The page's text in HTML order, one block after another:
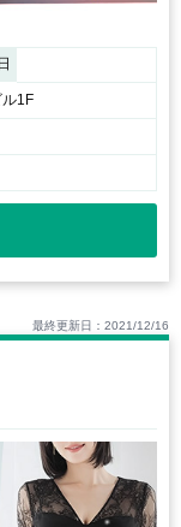
1F
最終更新日：2021/12/16